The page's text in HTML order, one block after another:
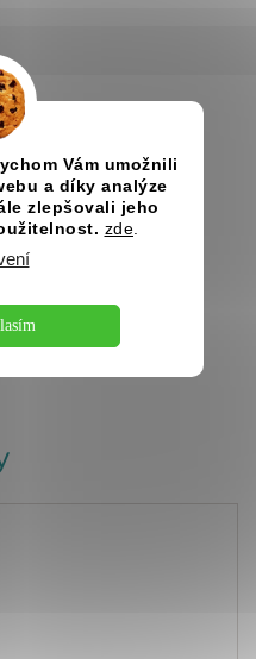
Vám umožnili
a díky analýze
zlepšovali jeho
zde.